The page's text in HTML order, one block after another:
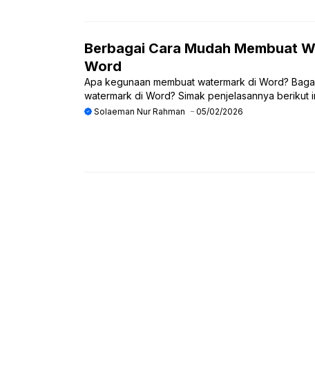
Berbagai Cara Mudah Membuat
Word
Apa kegunaan membuat watermark di Word?
watermark di Word? Simak penjelasannya berikut
Solaeman Nur Rahman 05/02/2026